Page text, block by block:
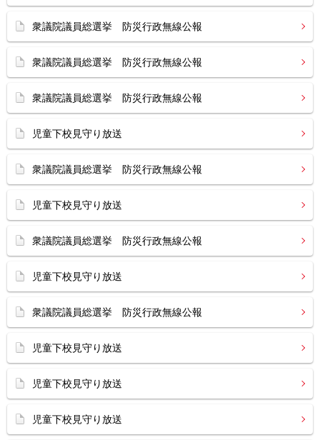
衆議院議員総選挙 防災行政無線公報
衆議院議員総選挙 防災行政無線公報
衆議院議員総選挙 防災行政無線公報
児童下校見守り放送
衆議院議員総選挙 防災行政無線公報
児童下校見守り放送
衆議院議員総選挙 防災行政無線公報
児童下校見守り放送
衆議院議員総選挙 防災行政無線公報
児童下校見守り放送
児童下校見守り放送
児童下校見守り放送